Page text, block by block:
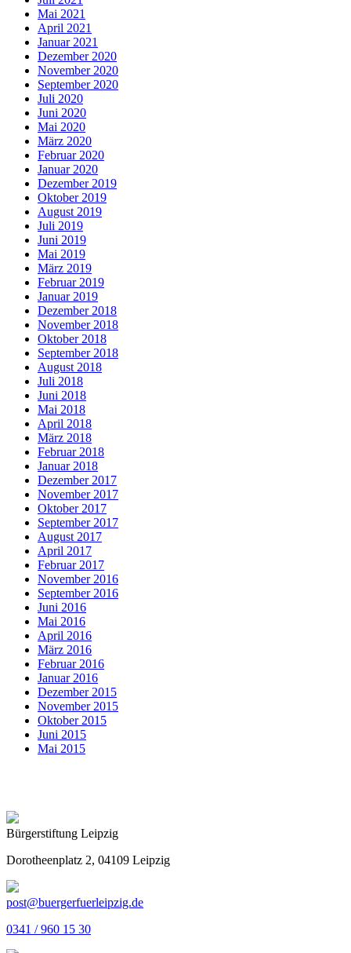
Mai 2021
April 2021
Januar 2021
Dezember 2020
November 2020
September 2020
Juli 2020
Juni 2020
Mai 2020
März 2020
Februar 2020
Januar 2020
Dezember 2019
Oktober 2019
August 2019
Juli 2019
Juni 2019
Mai 2019
März 2019
Februar 2019
Januar 2019
Dezember 2018
November 2018
Oktober 2018
September 2018
August 2018
Juli 2018
Juni 2018
Mai 2018
April 2018
März 2018
Februar 2018
Januar 2018
Dezember 2017
November 2017
Oktober 2017
September 2017
August 2017
April 2017
Februar 2017
November 2016
September 2016
Juni 2016
Mai 2016
April 2016
März 2016
Februar 2016
Januar 2016
Dezember 2015
November 2015
Oktober 2015
Juni 2015
Mai 2015
Bürgerstiftung Leipzig
Dorotheenplatz 2, 04109 Leipzig
post@buergerfuerleipzig.de
0341 / 960 15 30